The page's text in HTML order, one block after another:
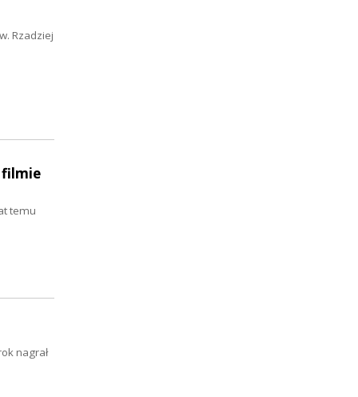
Rzadziej
filmie
temu
nagrał